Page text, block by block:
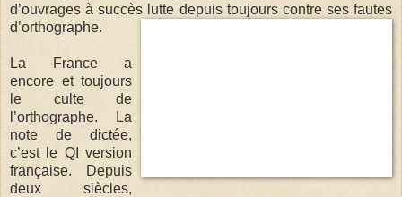
d’ouvrages à succès lutte depuis toujours contre ses fautes
d’orthographe.
La France a
encore et toujours
le culte de
l’orthographe. La
note de dictée,
c’est le QI version
française. Depuis
deux siècles,